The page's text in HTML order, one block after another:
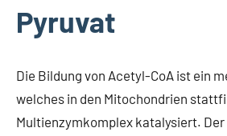
Pyruvat
Die Bildung von Acetyl-CoA ist ein
welches in den Mitochondrien
Multienzymkomplex katalysiert. Der